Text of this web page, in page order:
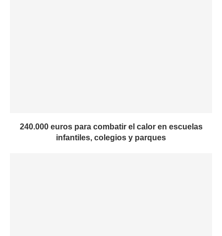
240.000 euros para combatir el calor en escuelas
infantiles, colegios y parques